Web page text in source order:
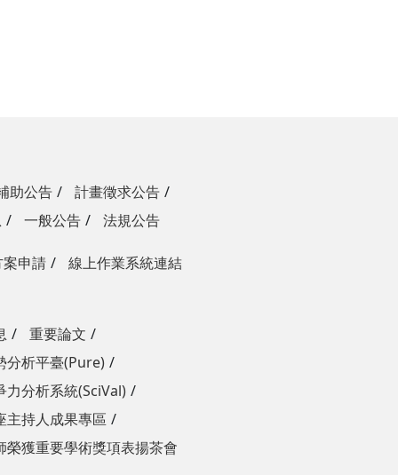
助公告
計畫徵求公告
一般公告 法規公告
申請 線上作業系統連結
重要論文
分析平臺(Pure)
力分析系統(SciVal)
主持人成果專區
榮獲重要學術獎項表揚茶會